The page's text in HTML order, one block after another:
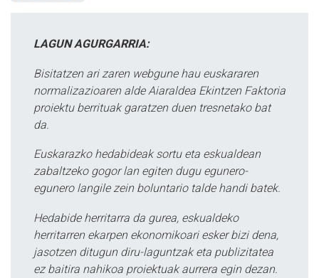
LAGUN AGURGARRIA:
Bisitatzen ari zaren webgune hau euskararen
normalizazioaren alde Aiaraldea Ekintzen Faktoria
proiektu berrituak garatzen duen tresnetako bat
da.
Euskarazko hedabideak sortu eta eskualdean
zabaltzeko gogor lan egiten dugu egunero-
egunero langile zein boluntario talde handi batek.
Hedabide herritarra da gurea, eskualdeko
herritarren ekarpen ekonomikoari esker bizi dena,
jasotzen ditugun diru-laguntzak eta publizitatea
ez baitira nahikoa proiektuak aurrera egin dezan.